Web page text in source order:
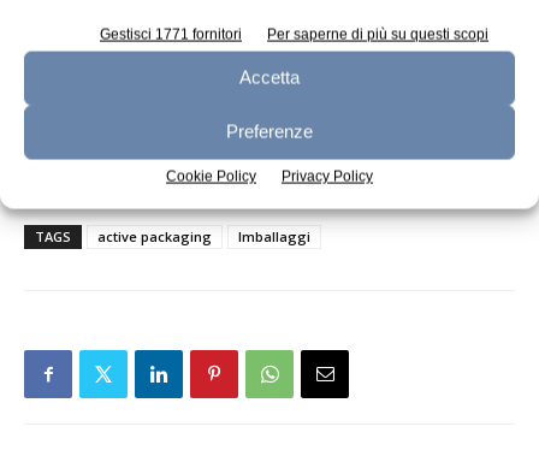
Gestisci 1771 fornitori Per saperne di più su questi scopi
Accetta
Preferenze
Cookie Policy Privacy Policy
di Dana E. Wong e Julie M. Goddard, Department
of Food Science, University of Massachusetts,
Amherst (USA)(pp. 166-172); Journal of Dairy
Science (gennaio 2014), 97[1]. doi:
10.3168/jds.2013-7214.
TAGS active packaging Imballaggi